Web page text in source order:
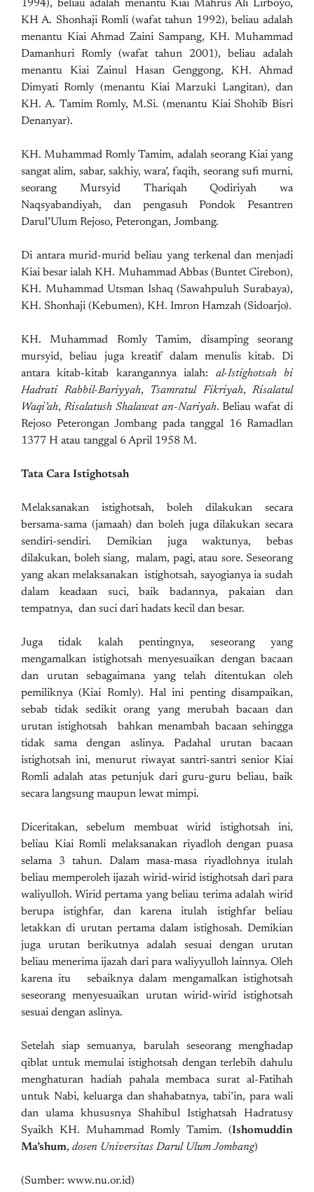
1994), beliau adalah menantu Kiai Mahrus Ali Lirboyo,
KH A. Shonhaji Romli (wafat tahun 1992), beliau adalah
menantu Kiai Ahmad Zaini Sampang, KH. Muhammad
Damanhuri Romly (wafat tahun 2001), beliau adalah
menantu Kiai Zainul Hasan Genggong, KH. Ahmad
Dimyati Romly (menantu Kiai Marzuki Langitan), dan
KH. A. Tamim Romly, M.Si. (menantu Kiai Shohib Bisri
Denanyar).
KH. Muhammad Romly Tamim, adalah seorang Kiai yang
sangat alim, sabar, sakhiy, wara’, faqih, seorang sufi murni,
seorang Mursyid Thariqah Qodiriyah wa
Naqsyabandiyah, dan pengasuh Pondok Pesantren
Darul’Ulum Rejoso, Peterongan, Jombang.
Di antara murid-murid beliau yang terkenal dan menjadi
Kiai besar ialah KH. Muhammad Abbas (Buntet Cirebon),
KH. Muhammad Utsman Ishaq (Sawahpuluh Surabaya),
KH. Shonhaji (Kebumen), KH. Imron Hamzah (Sidoarjo).
KH. Muhammad Romly Tamim, disamping seorang
mursyid, beliau juga kreatif dalam menulis kitab. Di
antara kitab-kitab karangannya ialah: al-Istighotsah bi
Hadrati Rabbil-Bariyyah, Tsamratul Fikriyah, Risalatul
Waqi’ah, Risalatush Shalawat an-Nariyah. Beliau wafat di
Rejoso Peterongan Jombang pada tanggal 16 Ramadlan
1377 H atau tanggal 6 April 1958 M.
Tata Cara Istighotsah
Melaksanakan istighotsah, boleh dilakukan secara
bersama-sama (jamaah) dan boleh juga dilakukan secara
sendiri-sendiri. Demikian juga waktunya, bebas
dilakukan, boleh siang, malam, pagi, atau sore. Seseorang
yang akan melaksanakan istighotsah, sayogianya ia sudah
dalam keadaan suci, baik badannya, pakaian dan
tempatnya, dan suci dari hadats kecil dan besar.
Juga tidak kalah pentingnya, seseorang yang
mengamalkan istighotsah menyesuaikan dengan bacaan
dan urutan sebagaimana yang telah ditentukan oleh
pemiliknya (Kiai Romly). Hal ini penting disampaikan,
sebab tidak sedikit orang yang merubah bacaan dan
urutan istighotsah bahkan menambah bacaan sehingga
tidak sama dengan aslinya. Padahal urutan bacaan
istighotsah ini, menurut riwayat santri-santri senior Kiai
Romli adalah atas petunjuk dari guru-guru beliau, baik
secara langsung maupun lewat mimpi.
Diceritakan, sebelum membuat wirid istighotsah ini,
beliau Kiai Romli melaksanakan riyadloh dengan puasa
selama 3 tahun. Dalam masa-masa riyadlohnya itulah
beliau memperoleh ijazah wirid-wirid istighotsah dari para
waliyulloh. Wirid pertama yang beliau terima adalah wirid
berupa istighfar, dan karena itulah istighfar beliau
letakkan di urutan pertama dalam istighosah. Demikian
juga urutan berikutnya adalah sesuai dengan urutan
beliau menerima ijazah dari para waliyyulloh lainnya. Oleh
karena itu sebaiknya dalam mengamalkan istighotsah
seseorang menyesuaikan urutan wirid-wirid istighotsah
sesuai dengan aslinya.
Setelah siap semuanya, barulah seseorang menghadap
qiblat untuk memulai istighotsah dengan terlebih dahulu
menghaturan hadiah pahala membaca surat al-Fatihah
untuk Nabi, keluarga dan shahabatnya, tabi’in, para wali
dan ulama khususnya Shahibul Istighatsah Hadratusy
Syaikh KH. Muhammad Romly Tamim. (Ishomuddin
Ma’shum, dosen Universitas Darul Ulum Jombang)
(Sumber: www.nu.or.id)